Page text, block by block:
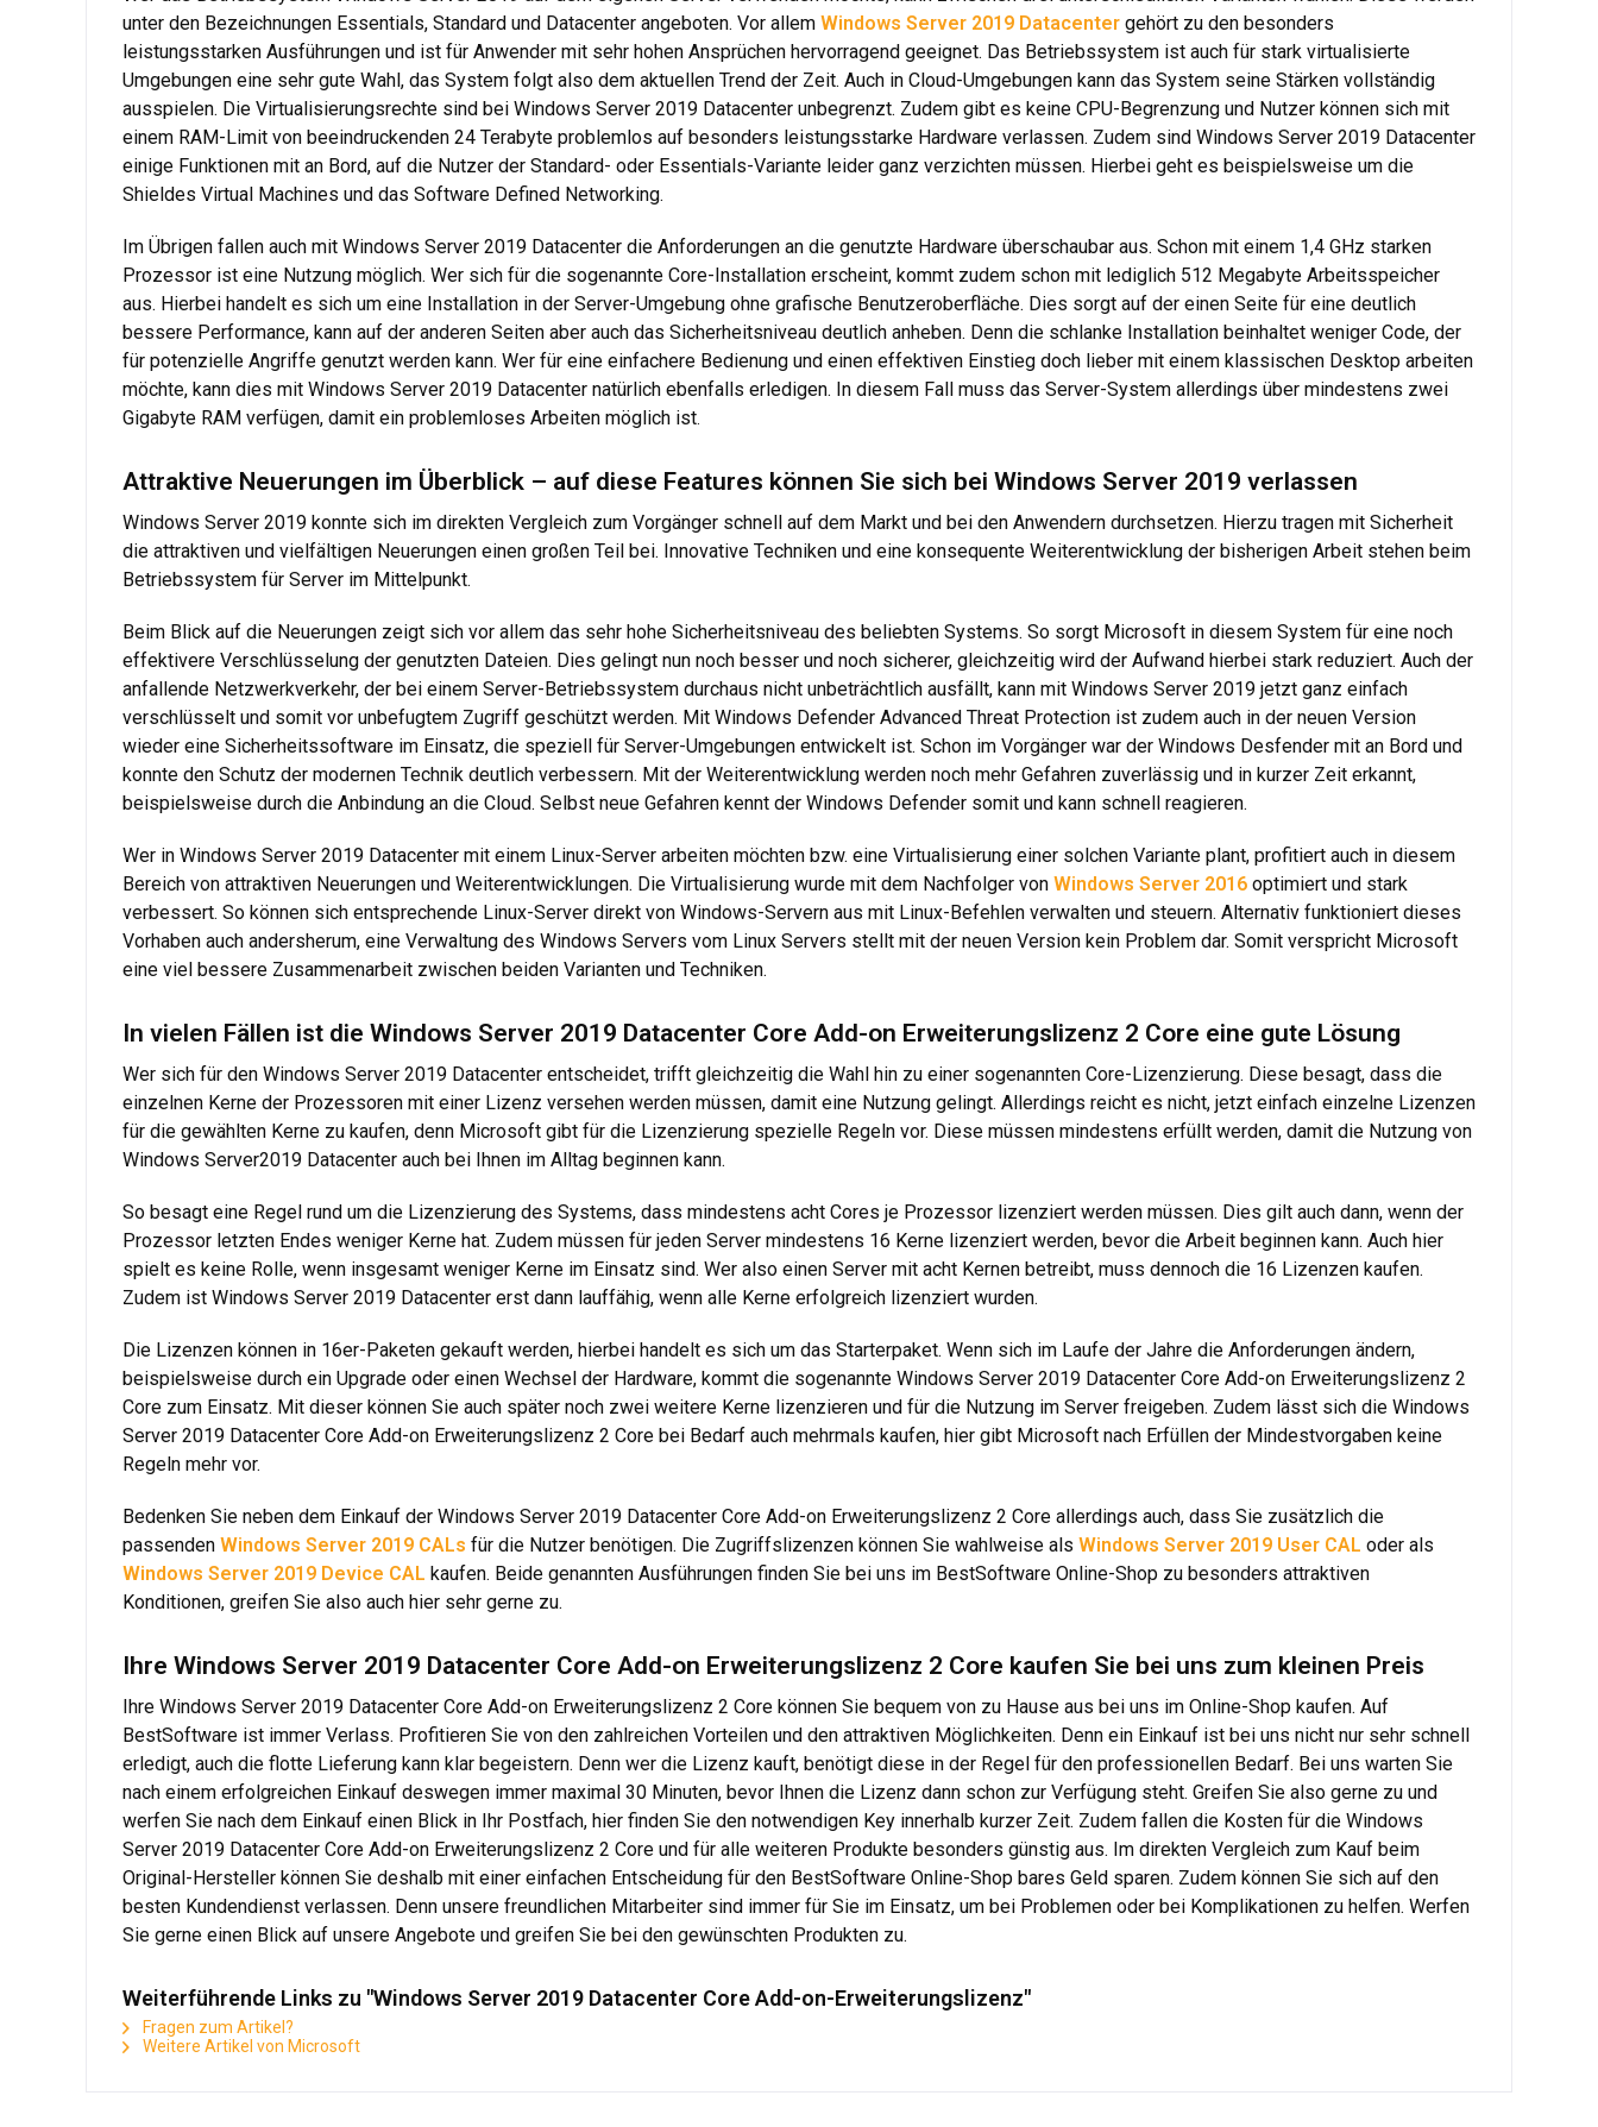
unter den Bezeichnungen Essentials, Standard und Datacenter angeboten. Vor allem Windows Server 2019 Datacenter gehört zu den besonders
leistungsstarken Ausführungen und ist für Anwender mit sehr hohen Ansprüchen hervorragend geeignet. Das Betriebssystem ist auch für stark virtualisierte
Umgebungen eine sehr gute Wahl, das System folgt also dem aktuellen Trend der Zeit. Auch in Cloud-Umgebungen kann das System seine Stärken vollständig
ausspielen. Die Virtualisierungsrechte sind bei Windows Server 2019 Datacenter unbegrenzt. Zudem gibt es keine CPU-Begrenzung und Nutzer können sich mit
einem RAM-Limit von beeindruckenden 24 Terabyte problemlos auf besonders leistungsstarke Hardware verlassen. Zudem sind Windows Server 2019 Datacenter
einige Funktionen mit an Bord, auf die Nutzer der Standard- oder Essentials-Variante leider ganz verzichten müssen. Hierbei geht es beispielsweise um die
Shieldes Virtual Machines und das Software Defined Networking.
Im Übrigen fallen auch mit Windows Server 2019 Datacenter die Anforderungen an die genutzte Hardware überschaubar aus. Schon mit einem 1,4 GHz starken
Prozessor ist eine Nutzung möglich. Wer sich für die sogenannte Core-Installation erscheint, kommt zudem schon mit lediglich 512 Megabyte Arbeitsspeicher
aus. Hierbei handelt es sich um eine Installation in der Server-Umgebung ohne grafische Benutzeroberfläche. Dies sorgt auf der einen Seite für eine deutlich
bessere Performance, kann auf der anderen Seiten aber auch das Sicherheitsniveau deutlich anheben. Denn die schlanke Installation beinhaltet weniger Code, der
für potenzielle Angriffe genutzt werden kann. Wer für eine einfachere Bedienung und einen effektiven Einstieg doch lieber mit einem klassischen Desktop arbeiten
möchte, kann dies mit Windows Server 2019 Datacenter natürlich ebenfalls erledigen. In diesem Fall muss das Server-System allerdings über mindestens zwei
Gigabyte RAM verfügen, damit ein problemloses Arbeiten möglich ist
Attraktive Neuerungen im Überblick – auf diese Features können Sie sich bei Windows Server 2019 verlassen
Windows Server 2019 konnte sich im direkten Vergleich zum Vorgänger schnell auf dem Markt und bei den Anwendern durchsetzen. Hierzu tragen mit Sicherheit
die attraktiven und vielfältigen Neuerungen einen großen Teil bei. Innovative Techniken und eine konsequente Weiterentwicklung der bisherigen Arbeit stehen beim
Betriebssystem für Server im Mittelpunkt.
Beim Blick auf die Neuerungen zeigt sich vor allem das sehr hohe Sicherheitsniveau des beliebten Systems. So sorgt Microsoft in diesem System für eine noch
effektivere Verschlüsselung der genutzten Dateien. Dies gelingt nun noch besser und noch sicherer, gleichzeitig wird der Aufwand hierbei stark reduziert. Auch der
anfallende Netzwerkverkehr, der bei einem Server-Betriebssystem durchaus nicht unbeträchtlich ausfällt, kann mit Windows Server 2019 jetzt ganz einfach
verschlüsselt und somit vor unbefugtem Zugriff geschützt werden. Mit Windows Defender Advanced Threat Protection ist zudem auch in der neuen Version
wieder eine Sicherheitssoftware im Einsatz, die speziell für Server-Umgebungen entwickelt ist. Schon im Vorgänger war der Windows Desfender mit an Bord und
konnte den Schutz der modernen Technik deutlich verbessern. Mit der Weiterentwicklung werden noch mehr Gefahren zuverlässig und in kurzer Zeit erkannt,
beispielsweise durch die Anbindung an die Cloud. Selbst neue Gefahren kennt der Windows Defender somit und kann schnell reagieren.
Wer in Windows Server 2019 Datacenter mit einem Linux-Server arbeiten möchten bzw. eine Virtualisierung einer solchen Variante plant, profitiert auch in diesem
Bereich von attraktiven Neuerungen und Weiterentwicklungen. Die Virtualisierung wurde mit dem Nachfolger von Windows Server 2016 optimiert und stark
verbessert. So können sich entsprechende Linux-Server direkt von Windows-Servern aus mit Linux-Befehlen verwalten und steuern. Alternativ funktioniert dieses
Vorhaben auch andersherum, eine Verwaltung des Windows Servers vom Linux Servers stellt mit der neuen Version kein Problem dar. Somit verspricht Microsoft
eine viel bessere Zusammenarbeit zwischen beiden Varianten und Techniken.
In vielen Fällen ist die Windows Server 2019 Datacenter Core Add-on Erweiterungslizenz 2 Core eine gute Lösung
Wer sich für den Windows Server 2019 Datacenter entscheidet, trifft gleichzeitig die Wahl hin zu einer sogenannten Core-Lizenzierung. Diese besagt, dass die
einzelnen Kerne der Prozessoren mit einer Lizenz versehen werden müssen, damit eine Nutzung gelingt. Allerdings reicht es nicht, jetzt einfach einzelne Lizenzen
für die gewählten Kerne zu kaufen, denn Microsoft gibt für die Lizenzierung spezielle Regeln vor. Diese müssen mindestens erfüllt werden, damit die Nutzung von
Windows Server2019 Datacenter auch bei Ihnen im Alltag beginnen kann.
So besagt eine Regel rund um die Lizenzierung des Systems, dass mindestens acht Cores je Prozessor lizenziert werden müssen. Dies gilt auch dann, wenn der
Prozessor letzten Endes weniger Kerne hat. Zudem müssen für jeden Server mindestens 16 Kerne lizenziert werden, bevor die Arbeit beginnen kann. Auch hier
spielt es keine Rolle, wenn insgesamt weniger Kerne im Einsatz sind. Wer also einen Server mit acht Kernen betreibt, muss dennoch die 16 Lizenzen kaufen.
Zudem ist Windows Server 2019 Datacenter erst dann lauffähig, wenn alle Kerne erfolgreich lizenziert wurden.
Die Lizenzen können in 16er-Paketen gekauft werden, hierbei handelt es sich um das Starterpaket. Wenn sich im Laufe der Jahre die Anforderungen ändern,
beispielsweise durch ein Upgrade oder einen Wechsel der Hardware, kommt die sogenannte Windows Server 2019 Datacenter Core Add-on Erweiterungslizenz 2
Core zum Einsatz. Mit dieser können Sie auch später noch zwei weitere Kerne lizenzieren und für die Nutzung im Server freigeben. Zudem lässt sich die Windows
Server 2019 Datacenter Core Add-on Erweiterungslizenz 2 Core bei Bedarf auch mehrmals kaufen, hier gibt Microsoft nach Erfüllen der Mindestvorgaben keine
Regeln mehr vor.
Bedenken Sie neben dem Einkauf der Windows Server 2019 Datacenter Core Add-on Erweiterungslizenz 2 Core allerdings auch, dass Sie zusätzlich die
passenden Windows Server 2019 CALs für die Nutzer benötigen. Die Zugriffslizenzen können Sie wahlweise als Windows Server 2019 User CAL oder als
Windows Server 2019 Device CAL kaufen. Beide genannten Ausführungen finden Sie bei uns im BestSoftware Online-Shop zu besonders attraktiven
Konditionen, greifen Sie also auch hier sehr gerne zu.
Ihre Windows Server 2019 Datacenter Core Add-on Erweiterungslizenz 2 Core kaufen Sie bei uns zum kleinen Preis
Ihre Windows Server 2019 Datacenter Core Add-on Erweiterungslizenz 2 Core können Sie bequem von zu Hause aus bei uns im Online-Shop kaufen. Auf
BestSoftware ist immer Verlass. Profitieren Sie von den zahlreichen Vorteilen und den attraktiven Möglichkeiten. Denn ein Einkauf ist bei uns nicht nur sehr schnell
erledigt, auch die flotte Lieferung kann klar begeistern. Denn wer die Lizenz kauft, benötigt diese in der Regel für den professionellen Bedarf. Bei uns warten Sie
nach einem erfolgreichen Einkauf deswegen immer maximal 30 Minuten, bevor Ihnen die Lizenz dann schon zur Verfügung steht. Greifen Sie also gerne zu und
werfen Sie nach dem Einkauf einen Blick in Ihr Postfach, hier finden Sie den notwendigen Key innerhalb kurzer Zeit. Zudem fallen die Kosten für die Windows
Server 2019 Datacenter Core Add-on Erweiterungslizenz 2 Core und für alle weiteren Produkte besonders günstig aus. Im direkten Vergleich zum Kauf beim
Original-Hersteller können Sie deshalb mit einer einfachen Entscheidung für den BestSoftware Online-Shop bares Geld sparen. Zudem können Sie sich auf den
besten Kundendienst verlassen. Denn unsere freundlichen Mitarbeiter sind immer für Sie im Einsatz, um bei Problemen oder bei Komplikationen zu helfen. Werfen
Sie gerne einen Blick auf unsere Angebote und greifen Sie bei den gewünschten Produkten zu.
Weiterführende Links zu "Windows Server 2019 Datacenter Core Add-on-Erweiterungslizenz"
Fragen zum Artikel?
Weitere Artikel von Microsoft